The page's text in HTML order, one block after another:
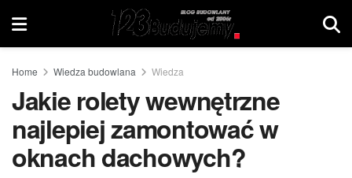
Home Wiedza budowlana Wiedza
Jakie rolety wewnętrzne
najlepiej zamontować w
oknach dachowych?